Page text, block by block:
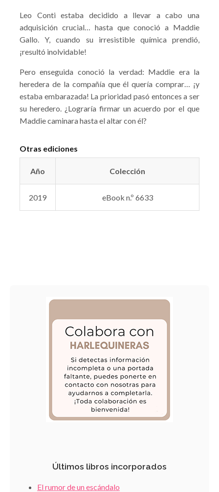
Leo Conti estaba decidido a llevar a cabo una
adquisición crucial… hasta que conoció a Maddie
Gallo. Y, cuando su irresistible química prendió,
¡resultó inolvidable!
Pero enseguida conoció la verdad: Maddie era la
heredera de la compañía que él quería comprar… ¡y
estaba embarazada! La prioridad pasó entonces a ser
su heredero. ¿Lograría firmar un acuerdo por el que
Maddie caminara hasta el altar con él?
Otras ediciones
Año Colección
2019 eBook n.º 6633
Últimos libros incorporados
El rumor de un escándalo